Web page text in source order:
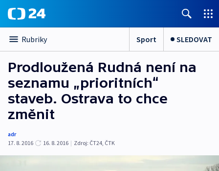
Rubriky Sport SLEDOVAT
Prodloužená Rudná není na
seznamu „prioritních“
staveb. Ostrava to chce
změnit
adr
17. 8. 2016
16. 8. 2016 | Zdroj: ČT24, ČTK